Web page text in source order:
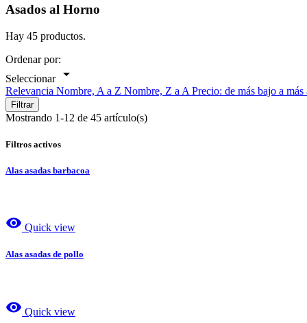
Asados al Horno
Hay 45 productos.
Ordenar por:
Seleccionar 
Relevancia Nombre, A a Z Nombre, Z a A Precio: de más bajo a más
Filtrar
Mostrando 1-12 de 45 artículo(s)
Filtros activos
Alas asadas barbacoa
visibility Quick view
Alas asadas de pollo
visibility Quick view